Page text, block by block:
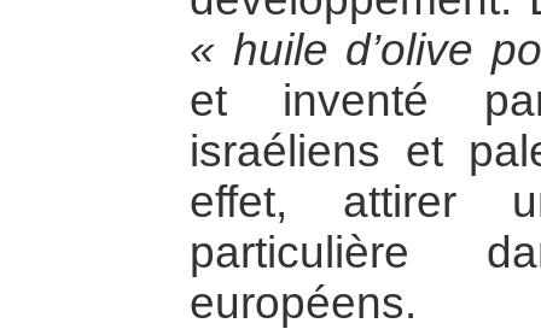
« huile d’olive
et inventé
israéliens et
effet, attirer
particulière
européens.